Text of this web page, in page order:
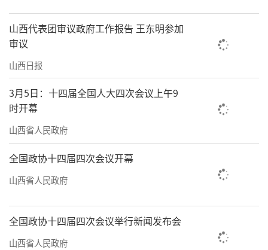
近代中国的战火硝烟中，潞绸一度凋零落
寞。伴随着新中国的成立，这一宝贵技艺重获
新生。1958年以来，作为唯一传承单位的山西
潞安府潞绸织造集团股份有限公司（原晋东南
高平丝织印染厂、山西吉利尔潞绸集团织造股
份有限公司）以“传承丝绸文明，重塑潞绸辉
煌”为使命，秉承手工点意匠图、分层染色等
独特技艺与现代工艺融合创新，使“潞绸”成
为新时代晋商名牌。企业先后获得首批“中国
标”，并推动潞绸织造技艺成功入选“国家级
非物质文化遗产”名录，现已成长为国家“东
山西代表团审议政府工作报告 王东明参加
审议
山西日报
3月5日：十四届全国人大四次会议上午9
时开幕
山西省人民政府
全国政协十四届四次会议开幕
山西省人民政府
全国政协十四届四次会议举行新闻发布会
山西省人民政府